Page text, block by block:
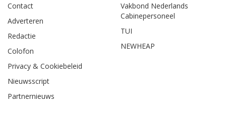
Contact
Adverteren
Redactie
Colofon
Privacy & Cookiebeleid
Nieuwsscript
Partnernieuws
Vakbond Nederlands
Cabinepersoneel
TUI
NEWHEAP